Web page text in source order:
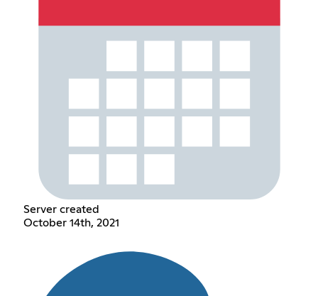
Server created
October 14th, 2021